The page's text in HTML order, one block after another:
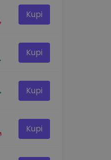
Kupi
Kupi
Kupi
Kupi